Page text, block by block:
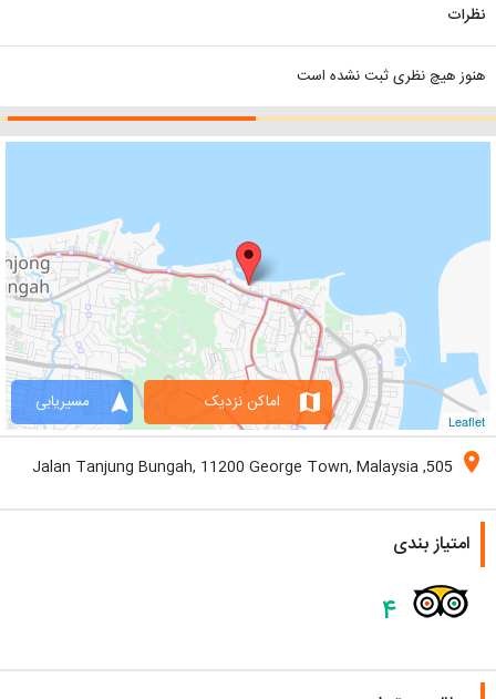
نظرات
هنوز هیچ نظری ثبت نشده است
Leaflet
navigation مسیریابی map اماکن نزدیک
location_on
505, Jalan Tanjung Bungah, 11200 George Town, Malaysia
امتیاز بندی
۴